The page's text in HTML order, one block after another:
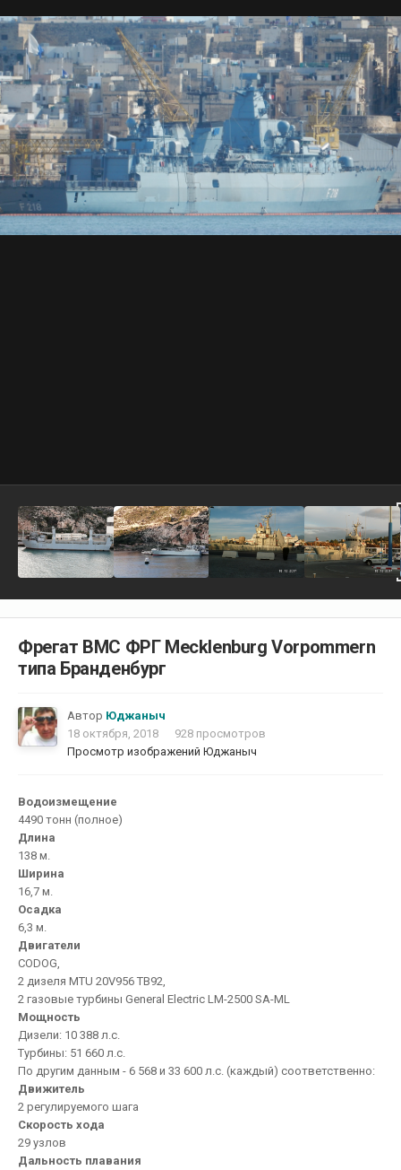
Фрегат ВМС ФРГ Mecklenburg Vorpommern
типа Бранденбург
Автор Юджаныч
18 октября, 2018
928 просмотров
Просмотр изображений Юджаныч
Водоизмещение
4490 тонн (полное)
Длина
138 м.
Ширина
16,7 м.
Осадка
6,3 м.
Двигатели
CODOG,
2 дизеля MTU 20V956 TB92,
2 газовые турбины General Electric LM-2500 SA-ML
Мощность
Дизели: 10 388 л.с.
Турбины: 51 660 л.с.
По другим данным - 6 568 и 33 600 л.с. (каждый) соответственно:
Движитель
2 регулируемого шага
Скорость хода
29 узлов
Дальность плавания